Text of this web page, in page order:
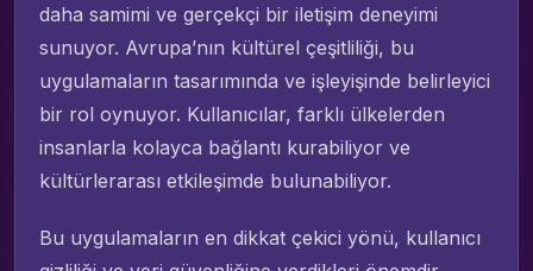
daha samimi ve gerçekçi bir iletişim deneyimi
sunuyor. Avrupa’nın kültürel çeşitliliği, bu
uygulamaların tasarımında ve işleyişinde belirleyici
bir rol oynuyor. Kullanıcılar, farklı ülkelerden
insanlarla kolayca bağlantı kurabiliyor ve
kültürlerarası etkileşimde bulunabiliyor.
Bu uygulamaların en dikkat çekici yönü, kullanıcı